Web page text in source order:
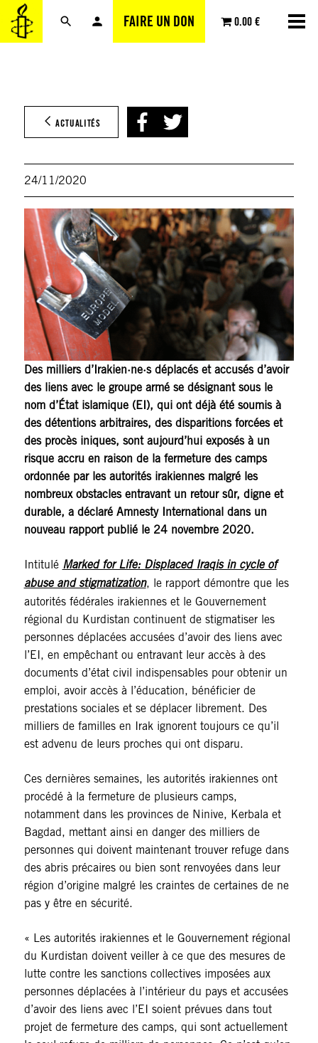
FAIRE UN DON 0.00 €
Aller
au
contenu
ACTUALITÉS
24/11/2020
Des milliers d’Irakien·ne·s déplacés et accusés d’avoir
des liens avec le groupe armé se désignant sous le
nom d’État islamique (EI), qui ont déjà été soumis à
des détentions arbitraires, des disparitions forcées et
des procès iniques, sont aujourd’hui exposés à un
risque accru en raison de la fermeture des camps
ordonnée par les autorités irakiennes malgré les
nombreux obstacles entravant un retour sûr, digne et
durable, a déclaré Amnesty International dans un
nouveau rapport publié le 24 novembre 2020.
Intitulé Marked for Life: Displaced Iraqis in cycle of
abuse and stigmatization, le rapport démontre que les
autorités fédérales irakiennes et le Gouvernement
régional du Kurdistan continuent de stigmatiser les
personnes déplacées accusées d’avoir des liens avec
l’EI, en empêchant ou entravant leur accès à des
documents d’état civil indispensables pour obtenir un
emploi, avoir accès à l’éducation, bénéficier de
prestations sociales et se déplacer librement. Des
milliers de familles en Irak ignorent toujours ce qu’il
est advenu de leurs proches qui ont disparu.
Ces dernières semaines, les autorités irakiennes ont
procédé à la fermeture de plusieurs camps,
notamment dans les provinces de Ninive, Kerbala et
Bagdad, mettant ainsi en danger des milliers de
personnes qui doivent maintenant trouver refuge dans
des abris précaires ou bien sont renvoyées dans leur
région d’origine malgré les craintes de certaines de ne
pas y être en sécurité.
« Les autorités irakiennes et le Gouvernement régional
du Kurdistan doivent veiller à ce que des mesures de
lutte contre les sanctions collectives imposées aux
personnes déplacées à l’intérieur du pays et accusées
d’avoir des liens avec l’EI soient prévues dans tout
projet de fermeture des camps, qui sont actuellement